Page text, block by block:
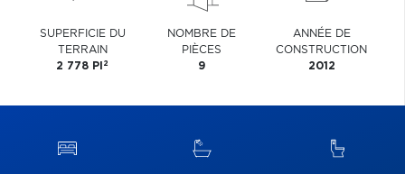
SUPERFICIE DU
TERRAIN
2 778 PI 2
NOMBRE DE
PIÈCES
9
ANNÉE DE
CONSTRUCTION
2012